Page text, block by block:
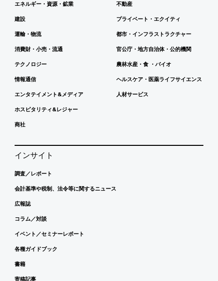
エネルギー・資源・鉱業
建設
運輸・物流
消費財・小売・流通
テクノロジー
情報通信
エンタテイメント&メディア
ホスピタリティ&レジャー
商社
不動産
プライベート・エクイティ
都市・インフラストラクチャー
官公庁・地方自治体・公的機関
農林水産・食 ・バイオ
ヘルスケア・医薬ライフサイエンス
人材サービス
インサイト
調査／レポート
会計基準や税制、法令等に関するニュース
広報誌
コラム／対談
イベント／セミナーレポート
各種ガイドブック
書籍
寄稿記事